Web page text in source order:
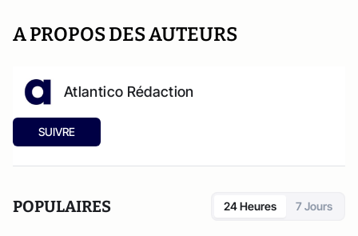
A PROPOS DES AUTEURS
Atlantico Rédaction
SUIVRE
POPULAIRES 24 Heures 7 Jours